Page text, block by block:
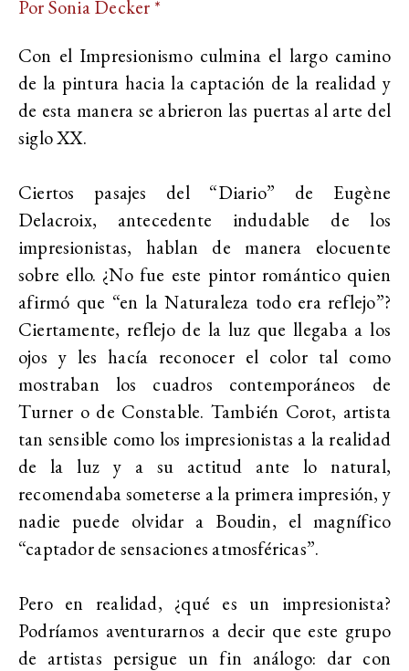
Por Sonia Decker *
Con el Impresionismo culmina el largo camino
de la pintura hacia la captación de la realidad y
de esta manera se abrieron las puertas al arte del
siglo XX.
Ciertos pasajes del “Diario” de Eugène
Delacroix, antecedente indudable de los
impresionistas, hablan de manera elocuente
sobre ello. ¿No fue este pintor romántico quien
afirmó que “en la Naturaleza todo era reflejo”?
Ciertamente, reflejo de la luz que llegaba a los
ojos y les hacía reconocer el color tal como
mostraban los cuadros contemporáneos de
Turner o de Constable. También Corot, artista
tan sensible como los impresionistas a la realidad
de la luz y a su actitud ante lo natural,
recomendaba someterse a la primera impresión, y
nadie puede olvidar a Boudin, el magnífico
“captador de sensaciones atmosféricas”.
Pero en realidad, ¿qué es un impresionista?
Podríamos aventurarnos a decir que este grupo
de artistas persigue un fin análogo: dar con